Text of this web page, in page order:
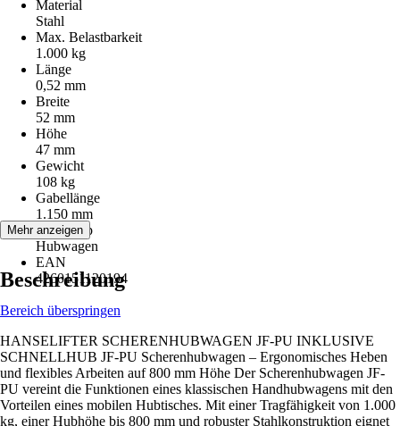
Material
Stahl
Max. Belastbarkeit
1.000 kg
Länge
0,52 mm
Breite
52 mm
Höhe
47 mm
Gewicht
108 kg
Gabellänge
1.150 mm
Artikeltyp
Hubwagen
EAN
4260151120194
Mehr anzeigen
Beschreibung
Bereich überspringen
HANSELIFTER SCHERENHUBWAGEN JF-PU INKLUSIVE
SCHNELLHUB JF-PU Scherenhubwagen – Ergonomisches Heben
und flexibles Arbeiten auf 800 mm Höhe Der Scherenhubwagen JF-
PU vereint die Funktionen eines klassischen Handhubwagens mit den
Vorteilen eines mobilen Hubtisches. Mit einer Tragfähigkeit von 1.000
kg, einer Hubhöhe bis 800 mm und robuster Stahlkonstruktion eignet